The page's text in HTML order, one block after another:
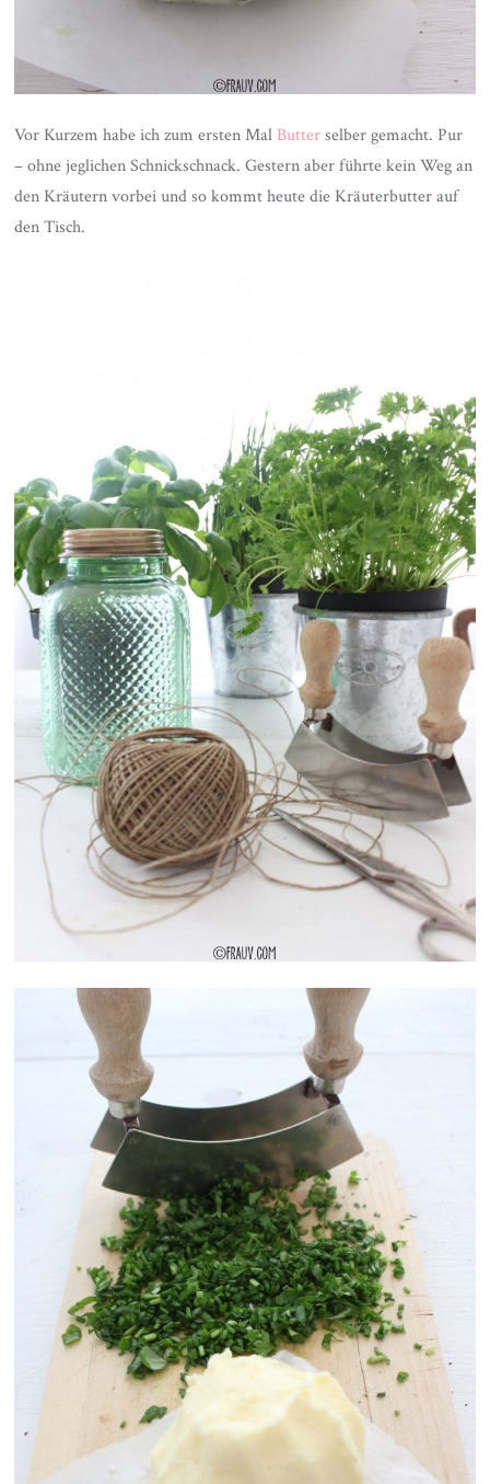
Vor Kurzem habe ich zum ersten Mal Butterselber gemacht. Pur
– ohne jeglichen Schnickschnack. Gestern aber führte kein Weg an
den Kräutern vorbei und so kommt heute die Kräuterbutter auf
den Tisch.